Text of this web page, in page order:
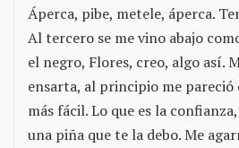
Áperca, pibe, metele, áperca.
Al tercero se me vino abajo
el negro, Flores, creo, algo así.
ensarta, al principio me pareció
más fácil. Lo que es la
una piña que te la debo. Me